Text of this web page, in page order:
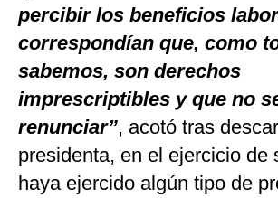
percibir los beneficios
correspondían que, como
sabemos, son derechos
imprescriptibles y que no
renunciar”, acotó tras
presidenta, en el ejercicio de
haya ejercido algún tipo de